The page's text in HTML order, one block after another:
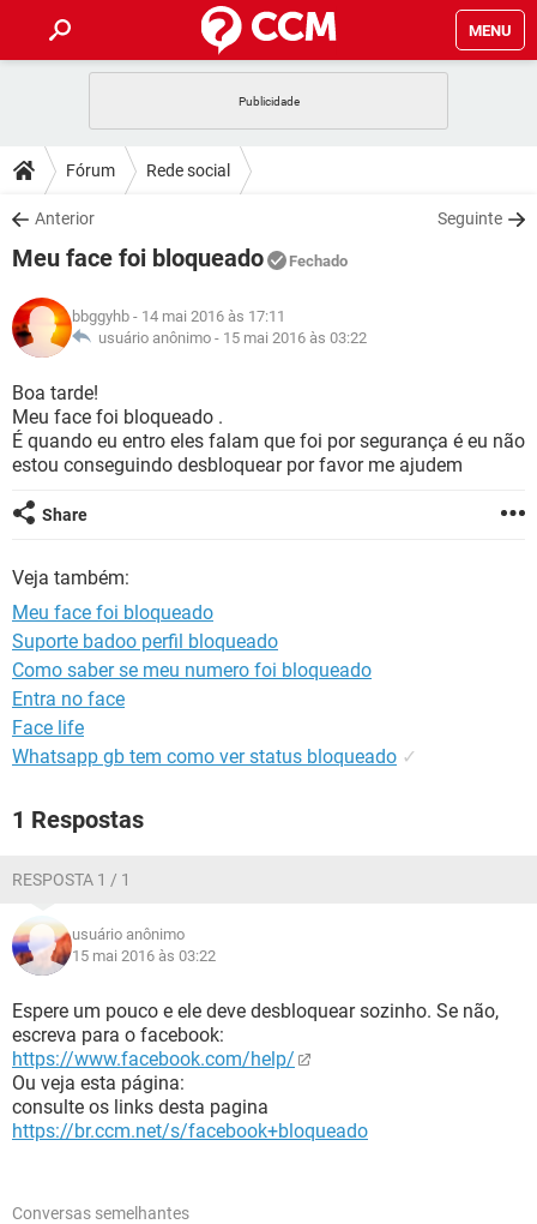
MENU
CELULAR
OUTLOOK
INSTAGRAM GMAIL
GUIA DE COMPRAS
DICAS
JOGOS
INSTAGRAM
GUIA DE COMPRAS
DOWNLOADS
JOGOS WHATSAPP
CELULAR
OUTLOOK EXCEL
INSTAGRAM
GUIA DE COMPRAS
JOGOS
CELULAR
OUTLOOK
INSTAGRAM GMAIL
GLOSSÁRIO
CELULAR
OUTLOOK EXCEL
INSTAGRAM
Fórum Rede social
Anterior Seguinte
Meu face foi bloqueado Fechado
bbggyhb - 14 mai 2016 às 17:11
usuário anônimo - 15 mai 2016 às 03:22
Boa tarde!
Meu face foi bloqueado .
É quando eu entro eles falam que foi por segurança é eu não
estou conseguindo desbloquear por favor me ajudem
Share
Veja também:
Meu face foi bloqueado
Suporte badoo perfil bloqueado
Como saber se meu numero foi bloqueado
Entra no face
Face life
Whatsapp gb tem como ver status bloqueado ✓
1 Respostas
RESPOSTA 1 / 1
usuário anônimo
15 mai 2016 às 03:22
Espere um pouco e ele deve desbloquear sozinho. Se não,
escreva para o facebook:
https://www.facebook.com/help/
Ou veja esta página:
consulte os links desta pagina
https://br.ccm.net/s/facebook+bloqueado
Conversas semelhantes